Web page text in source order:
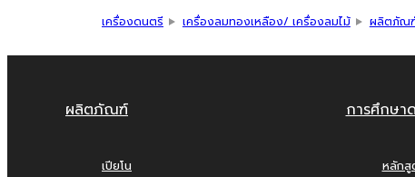
เครื่องดนตรี เครื่องลมทองเหลือง/ เครื่องลมไม้ ผลิตภัณ
ผลิตภัณฑ์
เปียโน
การศึกษา
หลักสู